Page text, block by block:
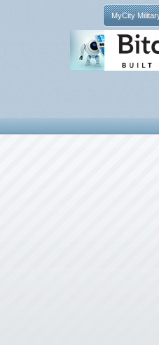
MyCity